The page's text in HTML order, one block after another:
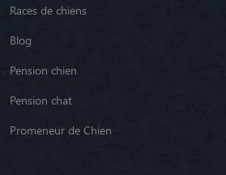
Races de chiens
Blog
Pension chien
Pension chat
Promeneur de Chien